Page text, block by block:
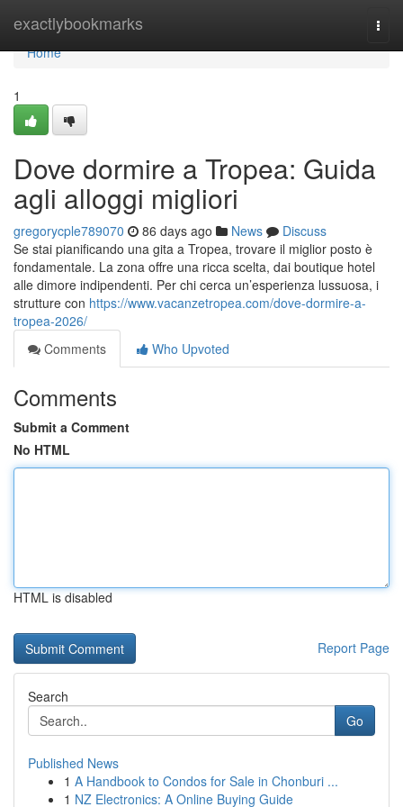
exactlybookmarks
Home
Home
1
Dove dormire a Tropea: Guida
agli alloggi migliori
gregorycple789070 86 days ago News
Discuss
Se stai pianificando una gita a Tropea, trovare il miglior posto è
fondamentale. La zona offre una ricca scelta, dai boutique hotel
alle dimore indipendenti. Per chi cerca un’esperienza lussuosa, i
strutture con https://www.vacanzetropea.com/dove-dormire-a-
tropea-2026/
Comments
Who Upvoted
Comments
Submit a Comment
No HTML
HTML is disabled
Report Page
Search
Go
Published News
1 A Handbook to Condos for Sale in Chonburi ...
1 NZ Electronics: A Online Buying Guide